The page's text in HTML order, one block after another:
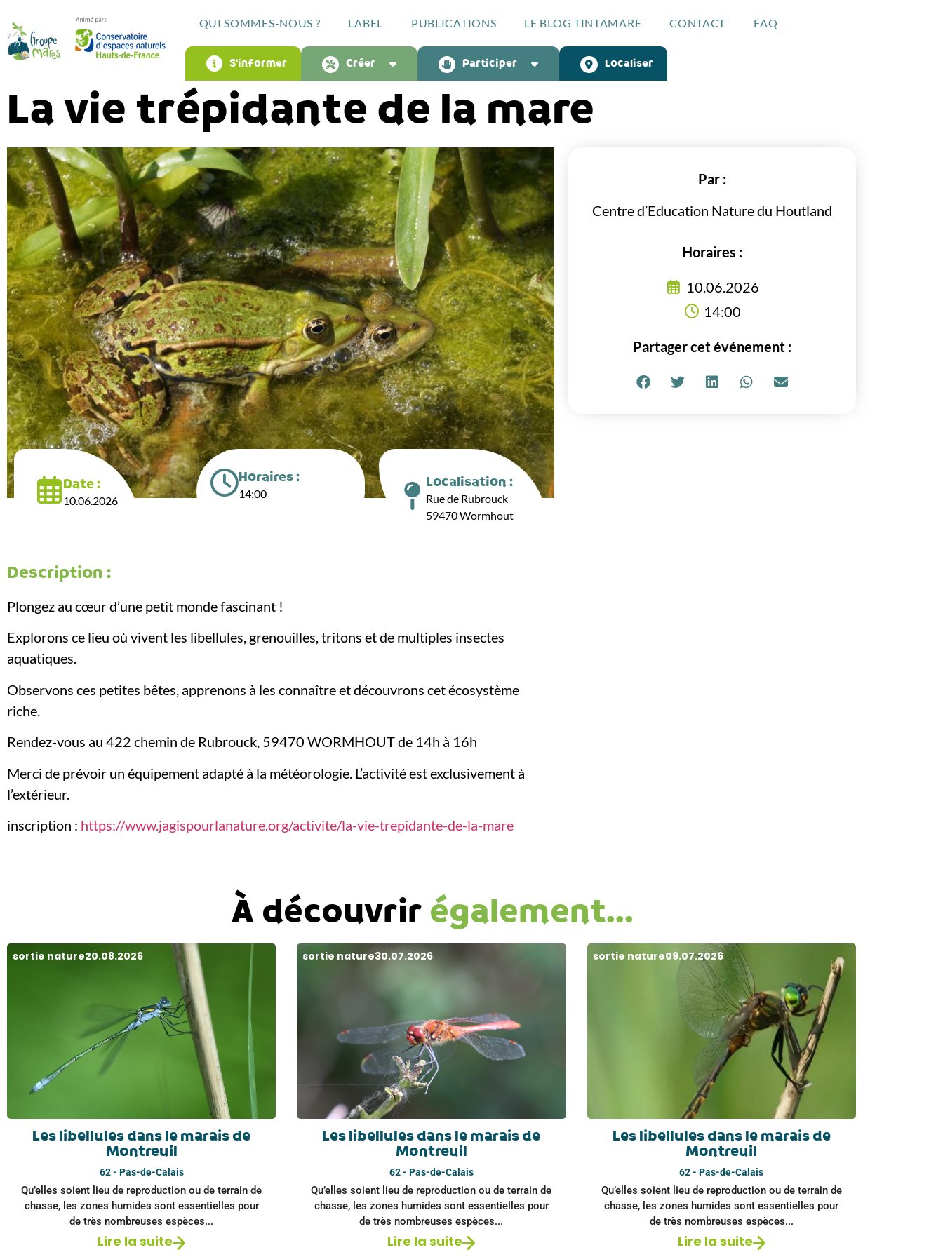
QUI SOMMES-NOUS ? LABEL PUBLICATIONS LE BLOG TINTAMARE CONTACT FAQ
S’informer Créer Participer Localiser
La vie trépidante de la mare
Date :
10.06.2026
Horaires :
14:00 Localisation :
Rue de Rubrouck
59470 Wormhout
Par :
Centre d’Education Nature du Houtland
Horaires :
10.06.2026
14:00
Partager cet événement :
Description :
Plongez au cœur d’une petit monde fascinant !
Explorons ce lieu où vivent les libellules, grenouilles, tritons et de multiples insectes
aquatiques.
Observons ces petites bêtes, apprenons à les connaître et découvrons cet écosystème
riche.
Rendez-vous au 422 chemin de Rubrouck, 59470 WORMHOUT de 14h à 16h
Merci de prévoir un équipement adapté à la météorologie. L’activité est exclusivement à
l’extérieur.
inscription : https://www.jagispourlanature.org/activite/la-vie-trepidante-de-la-mare
À découvrirégalement...
sortie nature20.08.2026
Les libellules dans le marais de
Montreuil
62 - Pas-de-Calais
Qu’elles soient lieu de reproduction ou de terrain de
chasse, les zones humides sont essentielles pour
de très nombreuses espèces...
Lire la suite
sortie nature30.07.2026
Les libellules dans le marais de
Montreuil
62 - Pas-de-Calais
Qu’elles soient lieu de reproduction ou de terrain de
chasse, les zones humides sont essentielles pour
de très nombreuses espèces...
Lire la suite
sortie nature09.07.2026
Les libellules dans le marais de
Montreuil
62 - Pas-de-Calais
Qu’elles soient lieu de reproduction ou de terrain de
chasse, les zones humides sont essentielles pour
de très nombreuses espèces...
Lire la suite